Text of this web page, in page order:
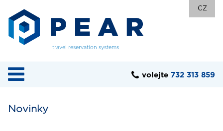
travel reservation systems
CZ
volejte 732 313 859
Novinky